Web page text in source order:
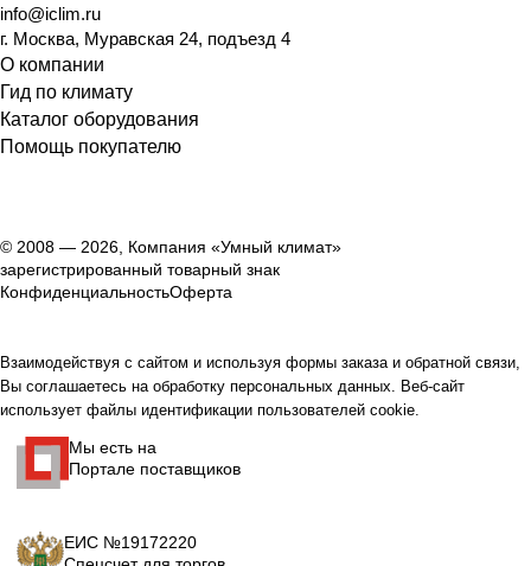
info@iclim.ru
г. Москва, Муравская 24, подъезд 4
О компании
Гид по климату
Каталог оборудования
Помощь покупателю
© 2008 — 2026, Компания «Умный климат»
зарегистрированный товарный знак
КонфиденциальностьОферта
Взаимодействуя с сайтом и используя формы заказа и обратной связи,
Вы соглашаетесь на обработку персональных данных. Веб-сайт
использует файлы идентификации пользователей cookie.
Мы есть на
Портале поставщиков
ЕИС №19172220